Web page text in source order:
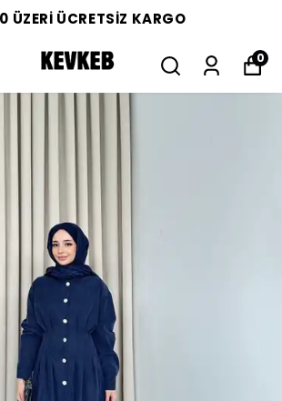
ÜZERİ ÜCRETSİZ KARGO
0